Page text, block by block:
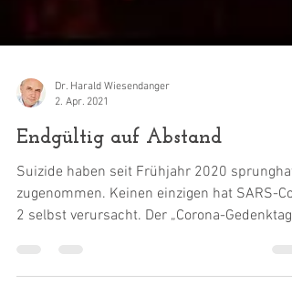
Dr. Harald Wiesendanger
2. Apr. 2021
Endgültig auf Abstand
Suizide haben seit Frühjahr 2020 sprunghaft